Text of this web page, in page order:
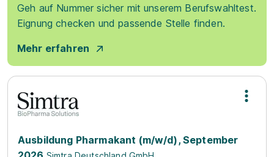
Geh auf Nummer sicher mit unserem Berufswahltest.
Eignung checken und passende Stelle finden.
Mehr erfahren
Ausbildung Pharmakant (m/w/d), September